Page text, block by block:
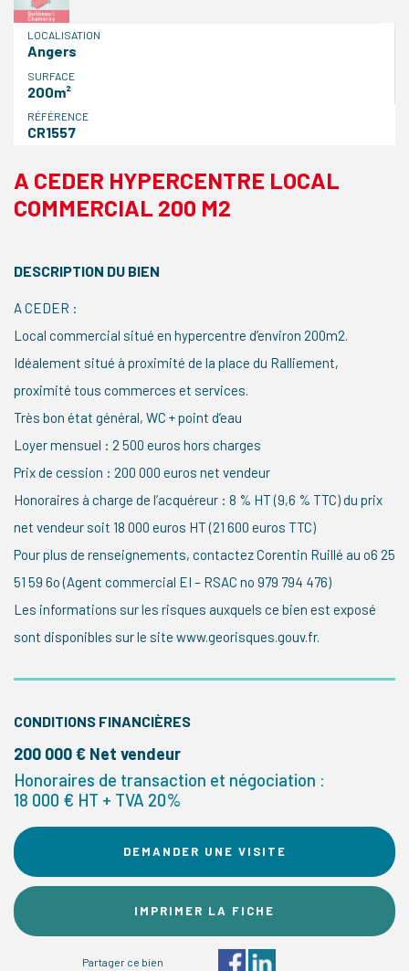
LOCALISATION
Angers
SURFACE
200m²
RÉFÉRENCE
CR1557
A CEDER HYPERCENTRE LOCAL
COMMERCIAL 200 M2
DESCRIPTION DU BIEN
A CEDER :
Local commercial situé en hypercentre d’environ 200m2.
Idéalement situé à proximité de la place du Ralliement,
proximité tous commerces et services.
Très bon état général, WC + point d’eau
Loyer mensuel : 2 500 euros hors charges
Prix de cession : 200 000 euros net vendeur
Honoraires à charge de l’acquéreur : 8 % HT (9,6 % TTC) du prix
net vendeur soit 18 000 euros HT (21 600 euros TTC)
Pour plus de renseignements, contactez Corentin Ruillé au o6 25
51 59 6o (Agent commercial EI – RSAC no 979 794 476)
Les informations sur les risques auxquels ce bien est exposé
sont disponibles sur le site www.georisques.gouv.fr.
CONDITIONS FINANCIÈRES
200 000 € Net vendeur
Honoraires de transaction et négociation :
18 000 € HT + TVA 20%
DEMANDER UNE VISITE
IMPRIMER LA FICHE
Partager ce bien